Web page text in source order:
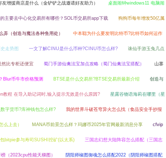
友增援商店是什么（金铲铲之战邀请好友助力） 桌面闹钟windows11 电脑闹
主要去中心化交易所有哪些？SOL币交易所app下载 狗狗币每年增发50亿属
弄（创造与魔法各种鱼用处） 中本聪为什么要发明比特币?比特币如何运作
走势图 一文了解CINU是什么币种?CINU币怎么样? 诛仙手游玉兔几点
然比专柜还便宜 蜀门手游仙禽法宝加点攻略（蜀门仙禽法宝搭配） 山寨
Blur币牛市价格预测 BTSE是什么交易所?BTSE交易所最新介绍 创造与
教程 在导入助记词时,输入提示无效是什么原因? 星露谷物语海莉在哪里（星
字货币?库神钱包怎么样? 我的世界斗破苍穹异火怎么找（食品安全手抄报
么上去） MANA币前景怎么样？玛娜币2025年官网最新消息分享 cfvip
bitpie参与寿司SUSHI挖矿(以太系) 三国志幻想大陆阵容怎么搭配（三国志
（2023cpu性能天梯图） 阴阳师椒图御魂怎么搭配2022（阴阳师椒图搭配